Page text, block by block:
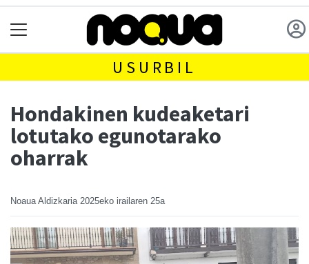
USURBIL
Hondakinen kudeaketari
lotutako egunotarako
oharrak
Noaua Aldizkaria 2025eko irailaren 25a